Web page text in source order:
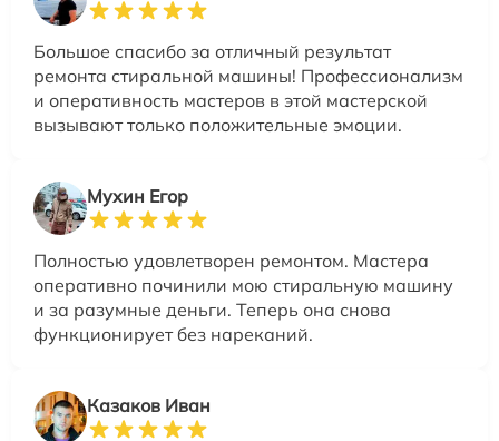
Большое спасибо за отличный результат
ремонта стиральной машины! Профессионализм
и оперативность мастеров в этой мастерской
вызывают только положительные эмоции.
Мухин Егор
Полностью удовлетворен ремонтом. Мастера
оперативно починили мою стиральную машину
и за разумные деньги. Теперь она снова
функционирует без нареканий.
Казаков Иван